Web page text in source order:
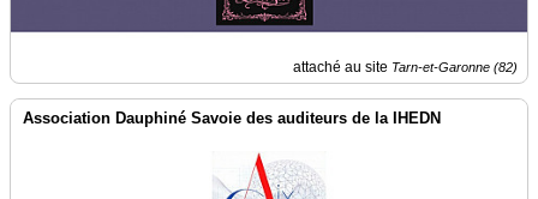
attaché au site Tarn-et-Garonne (82)
Association Dauphiné Savoie des auditeurs de la IHEDN